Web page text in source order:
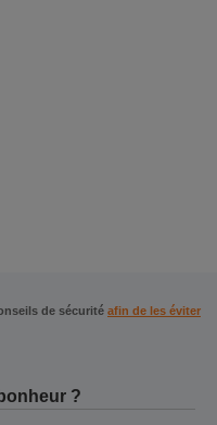
de sécurité afin de les éviter
?